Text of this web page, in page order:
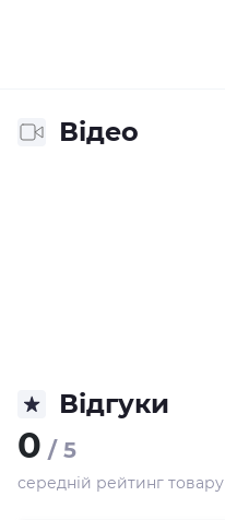
Відео
Відгуки
0 / 5
середній рейтинг товару